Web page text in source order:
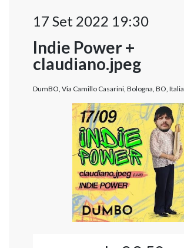
17 Set 2022 19:30
Indie Power +
claudiano.jpeg
DumBO, Via Camillo Casarini, Bologna, BO, Italia